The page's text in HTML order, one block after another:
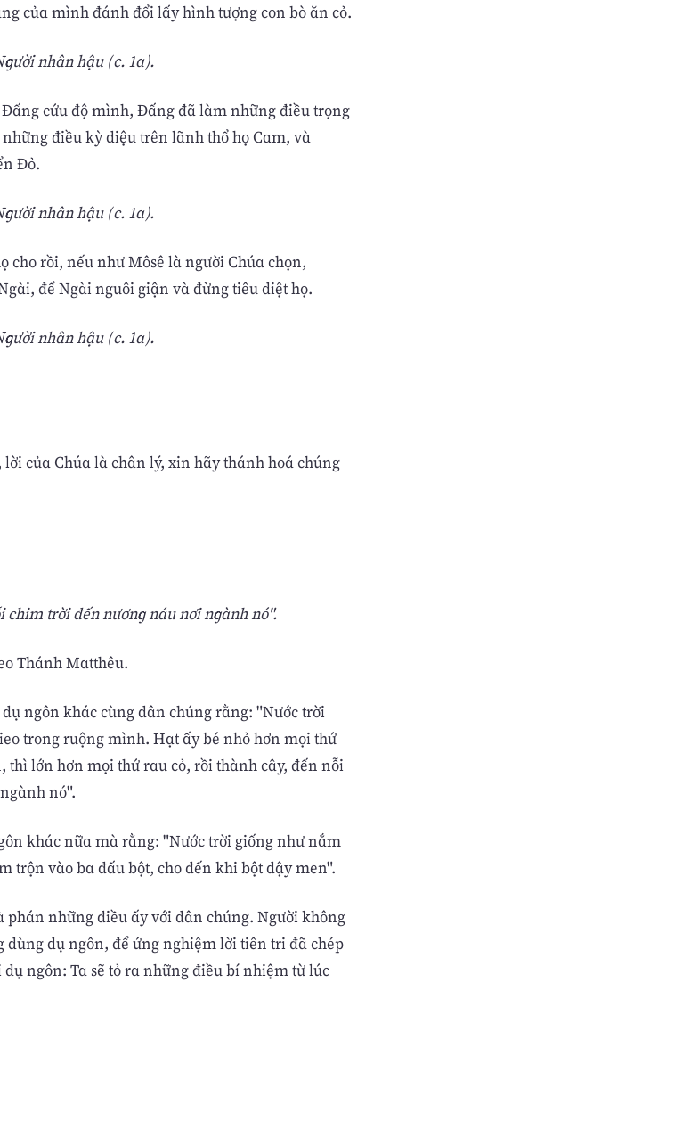
của mình đánh đổi lấy hình tượng con bò ăn cỏ.
nhân hậu (c. 1a).
cứu độ mình, Ðấng đã làm những điều trọng
điều kỳ diệu trên lãnh thổ họ Cam, và
Ðỏ.
nhân hậu (c. 1a).
cho rồi, nếu như Môsê là người Chúa chọn,
để Ngài nguôi giận và đừng tiêu diệt họ.
nhân hậu (c. 1a).
của Chúa là chân lý, xin hãy thánh hoá chúng
trời đến nương náu nơi ngành nó".
Thánh Matthêu.
ngôn khác cùng dân chúng rằng: "Nước trời
trong ruộng mình. Hạt ấy bé nhỏ hơn mọi thứ
thì lớn hơn mọi thứ rau cỏ, rồi thành cây, đến nỗi
nó".
khác nữa mà rằng: "Nước trời giống như nắm
trộn vào ba đấu bột, cho đến khi bột dậy men".
phán những điều ấy với dân chúng. Người không
dụ ngôn, để ứng nghiệm lời tiên tri đã chép
ngôn: Ta sẽ tỏ ra những điều bí nhiệm từ lúc